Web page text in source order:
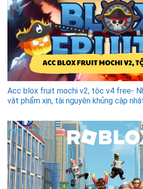
Acc blox fruit mochi v2, tộc v4 free-
vật phẩm xịn, tài nguyên khủng cập